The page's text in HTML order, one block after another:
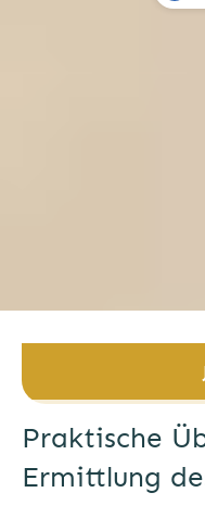
Praktische
Ermittlung